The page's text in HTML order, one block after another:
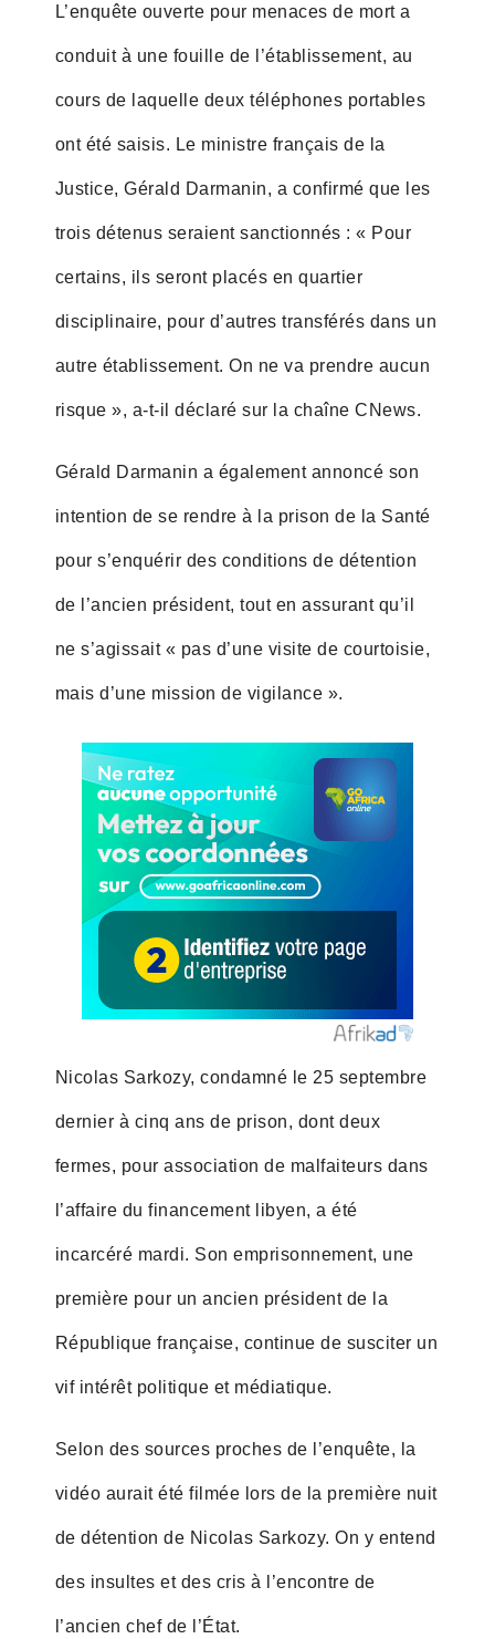
L’enquête ouverte pour menaces de mort a
conduit à une fouille de l’établissement, au
cours de laquelle deux téléphones portables
ont été saisis. Le ministre français de la
Justice, Gérald Darmanin, a confirmé que les
trois détenus seraient sanctionnés : « Pour
certains, ils seront placés en quartier
disciplinaire, pour d’autres transférés dans un
autre établissement. On ne va prendre aucun
risque », a-t-il déclaré sur la chaîne CNews.
Gérald Darmanin a également annoncé son
intention de se rendre à la prison de la Santé
pour s’enquérir des conditions de détention
de l’ancien président, tout en assurant qu’il
ne s’agissait « pas d’une visite de courtoisie,
mais d’une mission de vigilance ».
Nicolas Sarkozy, condamné le 25 septembre
dernier à cinq ans de prison, dont deux
fermes, pour association de malfaiteurs dans
l’affaire du financement libyen, a été
incarcéré mardi. Son emprisonnement, une
première pour un ancien président de la
République française, continue de susciter un
vif intérêt politique et médiatique.
Selon des sources proches de l’enquête, la
vidéo aurait été filmée lors de la première nuit
de détention de Nicolas Sarkozy. On y entend
des insultes et des cris à l’encontre de
l’ancien chef de l’État.